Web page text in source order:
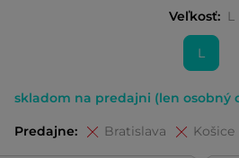
Veľkosť: L
L
skladom na predajni (len osobný
Predajne: Bratislava Košice